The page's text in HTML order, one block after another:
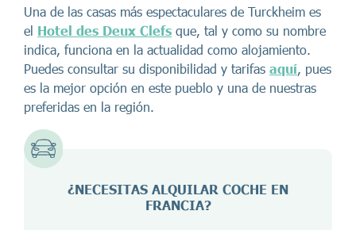
Una de las casas más espectaculares de Turckheim es
el Hotel des Deux Clefs que, tal y como su nombre
indica, funciona en la actualidad como alojamiento.
Puedes consultar su disponibilidad y tarifas aquí, pues
es la mejor opción en este pueblo y una de nuestras
preferidas en la región.
¿NECESITAS ALQUILAR COCHE EN
FRANCIA?